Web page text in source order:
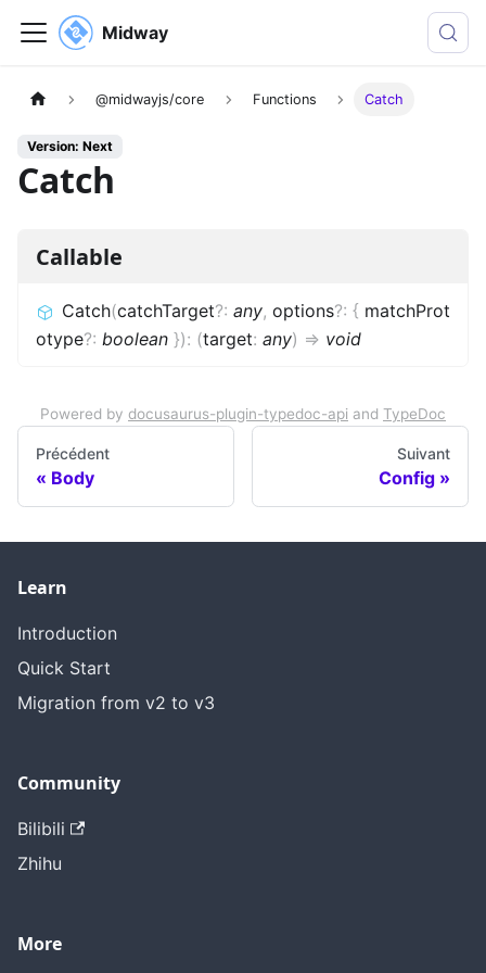
Midway
@midwayjs/core Functions Catch
Version: Next
Catch
Callable
Catch(catchTarget?: any, options?: { matchProt
otype?: boolean }): (target: any) => void
Powered by docusaurus-plugin-typedoc-api and TypeDoc
Précédent
Body
Suivant
Config
Learn
Introduction
Quick Start
Migration from v2 to v3
Community
Bilibili
Zhihu
More